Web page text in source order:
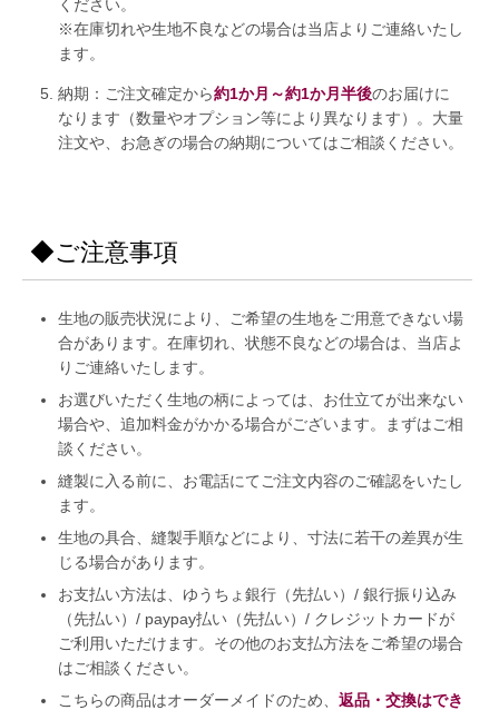
ください。
※在庫切れや生地不良などの場合は当店よりご連絡いたし
ます。
納期：ご注文確定から約1か月～約1か月半後のお届けに
なります（数量やオプション等により異なります）。大量
注文や、お急ぎの場合の納期についてはご相談ください。
◆ご注意事項
生地の販売状況により、ご希望の生地をご用意できない場
合があります。在庫切れ、状態不良などの場合は、当店よ
りご連絡いたします。
お選びいただく生地の柄によっては、お仕立てが出来ない
場合や、追加料金がかかる場合がございます。まずはご相
談ください。
縫製に入る前に、お電話にてご注文内容のご確認をいたし
ます。
生地の具合、縫製手順などにより、寸法に若干の差異が生
じる場合があります。
お支払い方法は、ゆうちょ銀行（先払い）/ 銀行振り込み
（先払い）/ paypay払い（先払い）/ クレジットカードが
ご利用いただけます。その他のお支払方法をご希望の場合
はご相談ください。
こちらの商品はオーダーメイドのため、 返品・交換はでき